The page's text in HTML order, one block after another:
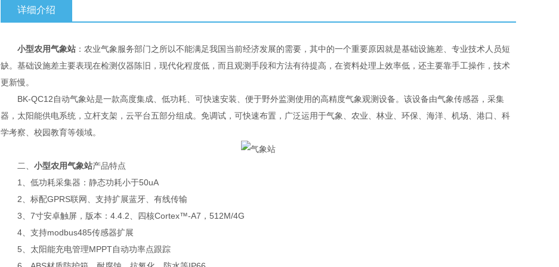
详细介绍
小型农用气象站 ：农业气象服务部门之所以不能满足我国当前经济发展的需要，其中的一个重要原因就是基础设施差、专业技术人员短
缺。基础设施差主要表现在检测仪器陈旧，现代化程度低，而且观测手段和方法有待提高，在资料处理上效率低，还主要靠手工操作，技术
更新慢。
BK-QC12自动气象站是一款高度集成、低功耗、可快速安装、便于野外监测使用的高精度气象观测设备。该设备由气象传感器，采集
器，太阳能供电系统，立杆支架，云平台五部分组成。免调试，可快速布置，广泛运用于气象、农业、林业、环保、海洋、机场、港口、科
学考察、校园教育等领域。
二、 小型农用气象站产品特点
1、低功耗采集器：静态功耗小于50uA
2、标配GPRS联网、支持扩展蓝牙、有线传输
3、7寸安卓触屏，版本：4.4.2、四核Cortex™-A7，512M/4G
4、支持modbus485传感器扩展
5、太阳能充电管理MPPT自动功率点跟踪